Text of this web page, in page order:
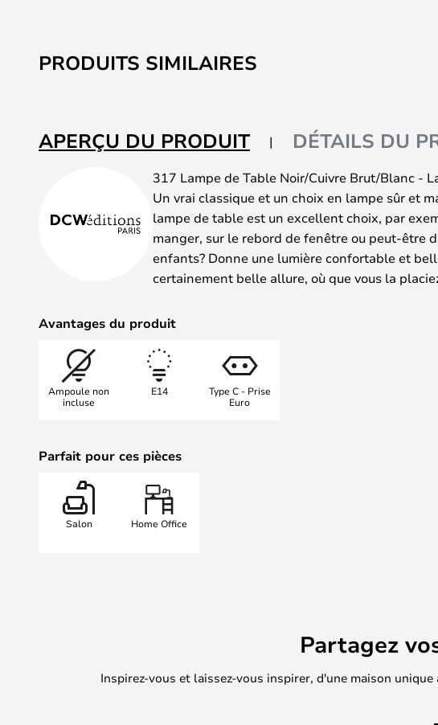
PRODUITS SIMILAIRES
APERÇU DU PRODUIT DÉTAILS DU
317 Lampe de Table Noir/Cuivre Brut/Blanc -
Un vrai classique et un choix en lampe sûr et
lampe de table est un excellent choix, par
manger, sur le rebord de fenêtre ou peut-être
enfants? Donne une lumière confortable et
certainement belle allure, où que vous la
Avantages du produit
Ampoule non
incluse
E14
Type C - Prise
Euro
Parfait pour ces pièces
Salon Home Office
Partagez
Inspirez-vous et laissez-vous inspirer, d'une maison